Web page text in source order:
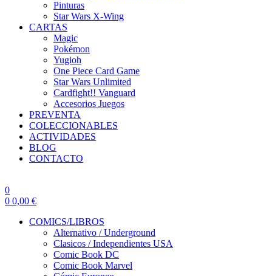
Pinturas
Star Wars X-Wing
CARTAS
Magic
Pokémon
Yugioh
One Piece Card Game
Star Wars Unlimited
Cardfight!! Vanguard
Accesorios Juegos
PREVENTA
COLECCIONABLES
ACTIVIDADES
BLOG
CONTACTO
0
0 0,00 €
COMICS/LIBROS
Alternativo / Underground
Clasicos / Independientes USA
Comic Book DC
Comic Book Marvel